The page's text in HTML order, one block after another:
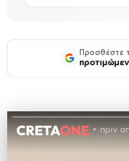
Προσθέστε
πριν